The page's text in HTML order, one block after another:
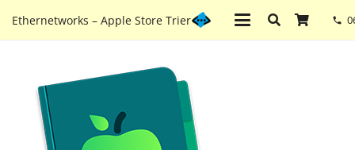
Ethernetworks – Apple Store Trier phone